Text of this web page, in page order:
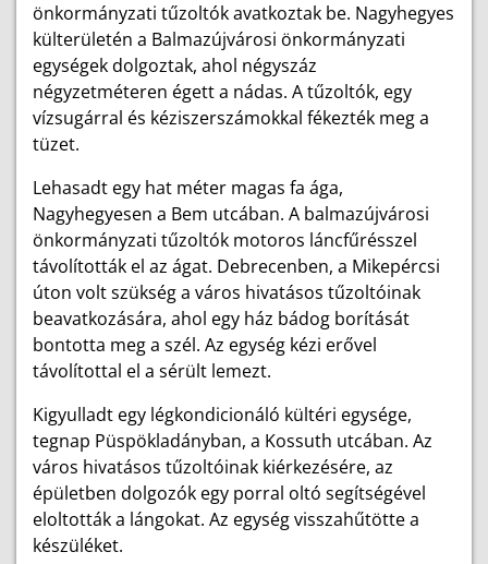
önkormányzati tűzoltók avatkoztak be. Nagyhegyes
külterületén a Balmazújvárosi önkormányzati
egységek dolgoztak, ahol négyszáz
négyzetméteren égett a nádas. A tűzoltók, egy
vízsugárral és kéziszerszámokkal fékezték meg a
tüzet.
Lehasadt egy hat méter magas fa ága,
Nagyhegyesen a Bem utcában. A balmazújvárosi
önkormányzati tűzoltók motoros láncfűrésszel
távolították el az ágat. Debrecenben, a Mikepércsi
úton volt szükség a város hivatásos tűzoltóinak
beavatkozására, ahol egy ház bádog borítását
bontotta meg a szél. Az egység kézi erővel
távolítottal el a sérült lemezt.
Kigyulladt egy légkondicionáló kültéri egysége,
tegnap Püspökladányban, a Kossuth utcában. Az
város hivatásos tűzoltóinak kiérkezésére, az
épületben dolgozók egy porral oltó segítségével
eloltották a lángokat. Az egység visszahűtötte a
készüléket.